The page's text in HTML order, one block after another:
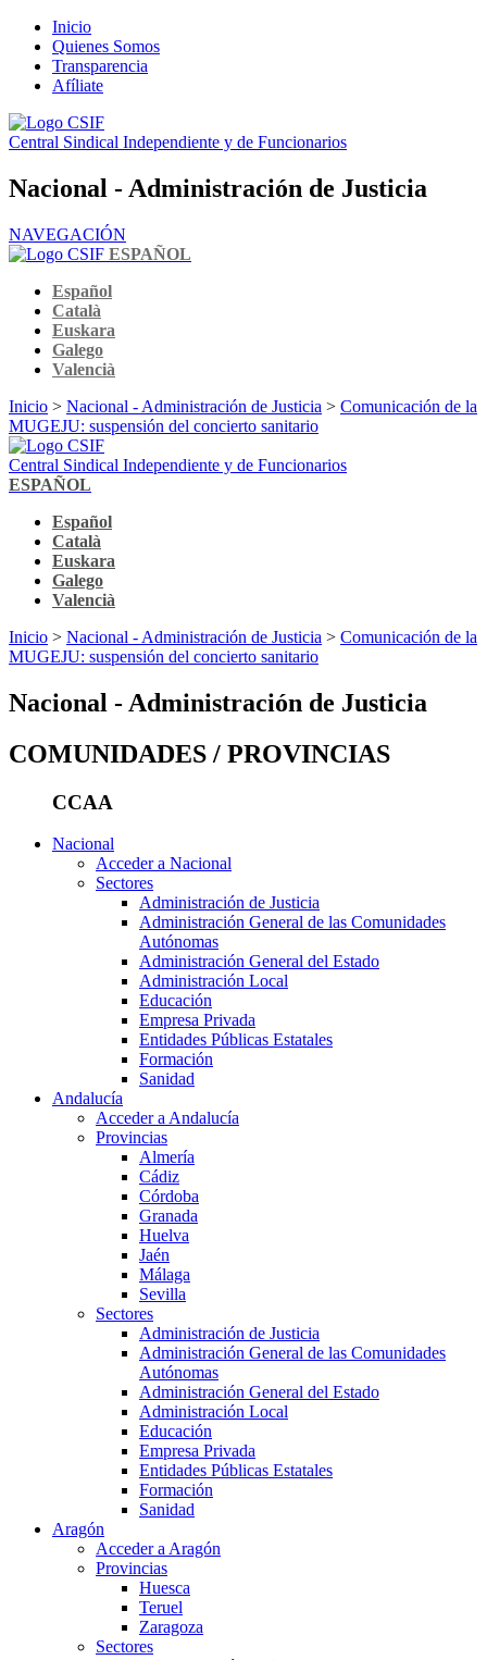
Inicio
Quienes Somos
Transparencia
Afíliate
Central Sindical Independiente y de Funcionarios
Nacional - Administración de Justicia
NAVEGACIÓN
ESPAÑOL
Español
Català
Euskara
Galego
Valencià
Inicio > Nacional - Administración de Justicia > Comunicación de la
MUGEJU: suspensión del concierto sanitario
Central Sindical Independiente y de Funcionarios
ESPAÑOL
Español
Català
Euskara
Galego
Valencià
Inicio > Nacional - Administración de Justicia > Comunicación de la
MUGEJU: suspensión del concierto sanitario
Nacional - Administración de Justicia
COMUNIDADES / PROVINCIAS
CCAA
Nacional
Acceder a Nacional
Sectores
Administración de Justicia
Administración General de las Comunidades
Autónomas
Administración General del Estado
Administración Local
Educación
Empresa Privada
Entidades Públicas Estatales
Formación
Sanidad
Andalucía
Acceder a Andalucía
Provincias
Almería
Cádiz
Córdoba
Granada
Huelva
Jaén
Málaga
Sevilla
Sectores
Administración de Justicia
Administración General de las Comunidades
Autónomas
Administración General del Estado
Administración Local
Educación
Empresa Privada
Entidades Públicas Estatales
Formación
Sanidad
Aragón
Acceder a Aragón
Provincias
Huesca
Teruel
Zaragoza
Sectores